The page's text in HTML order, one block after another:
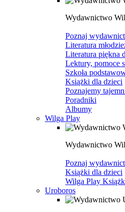
Wydawnictwo
Poznaj
Literatura
Literatura piękna
Lektury, pomoce
Szkoła
Książki dla dzieci
Poznajemy
Poradniki
Albumy
Wilga Play
Wydawnictwo
Poznaj
Książki dla dzieci
Wilga Play
Uroboros